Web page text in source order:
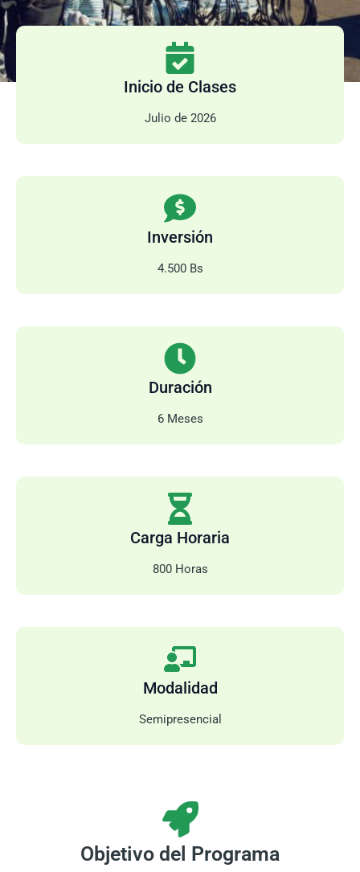
Inicio de Clases
Julio de 2026
Inversión
4.500 Bs
Duración
6 Meses
Carga Horaria
800 Horas
Modalidad
Semipresencial
Objetivo del Programa